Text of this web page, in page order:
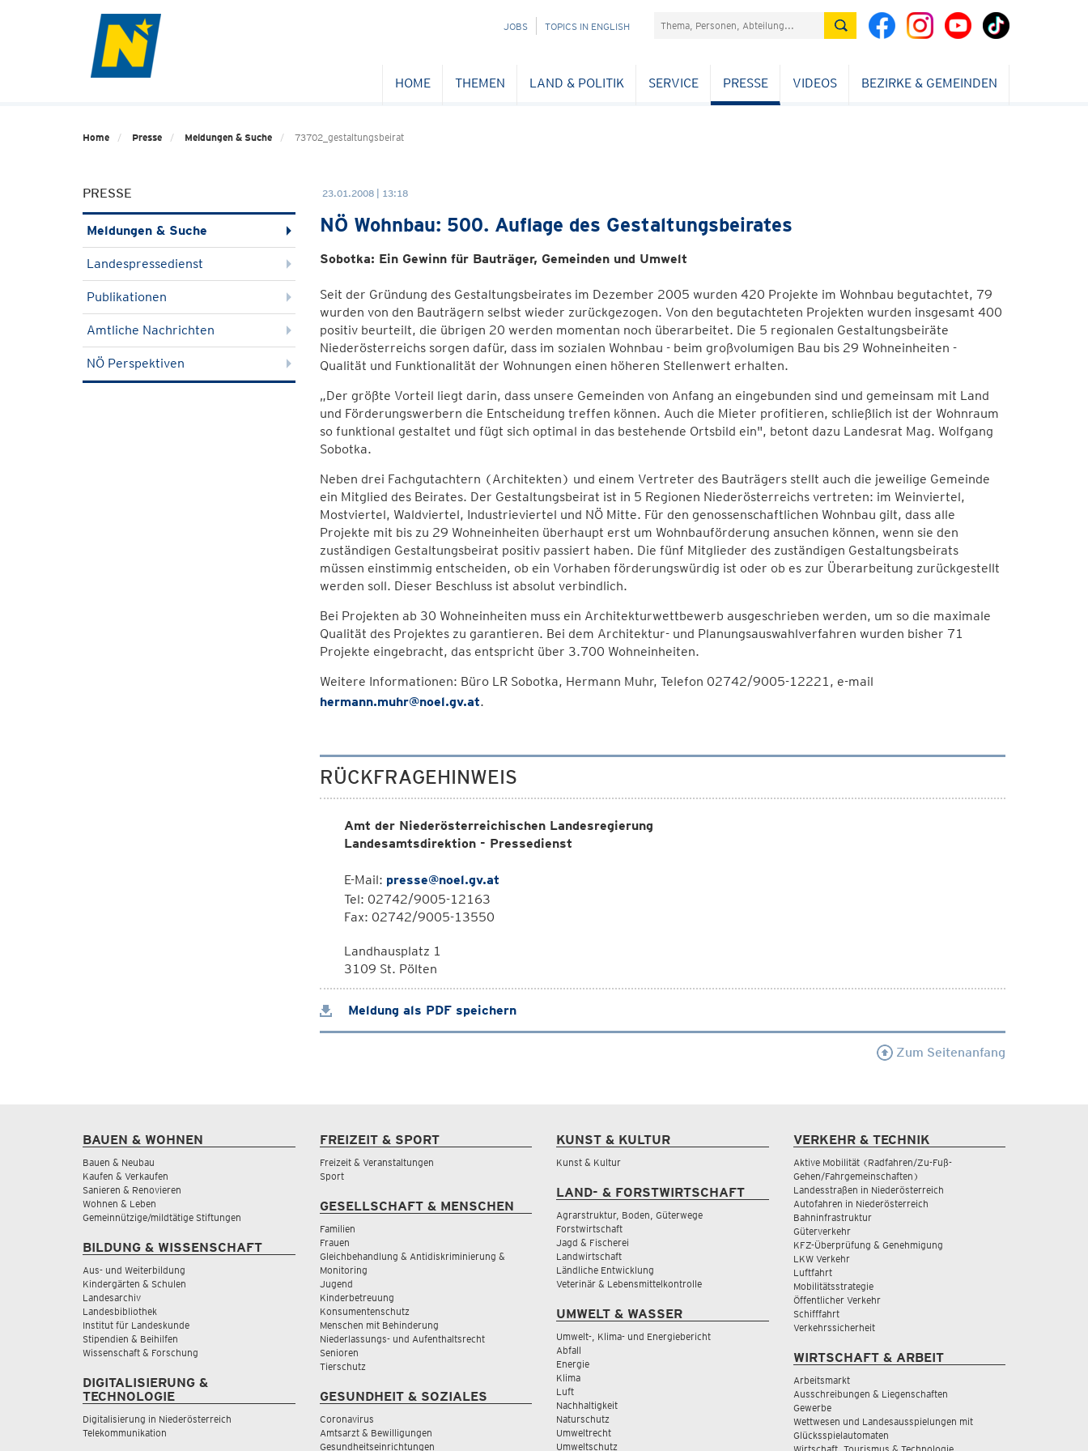
NAVIGATION
JOBS TOPICS IN ENGLISH Suchefeld
HOME THEMEN LAND & POLITIK SERVICE PRESSE VIDEOS BEZIRKE & GEMEINDEN
Home Presse Meldungen & Suche 73702_gestaltungsbeirat
PRESSE
Meldungen & Suche
Landespressedienst
Publikationen
Amtliche Nachrichten
NÖ Perspektiven
23.01.2008 | 13:18
NÖ Wohnbau: 500. Auflage des Gestaltungsbeirates
Sobotka: Ein Gewinn für Bauträger, Gemeinden und Umwelt
Seit der Gründung des Gestaltungsbeirates im Dezember 2005 wurden 420 Projekte im Wohnbau begutachtet, 79
wurden von den Bauträgern selbst wieder zurückgezogen. Von den begutachteten Projekten wurden insgesamt 400
positiv beurteilt, die übrigen 20 werden momentan noch überarbeitet. Die 5 regionalen Gestaltungsbeiräte
Niederösterreichs sorgen dafür, dass im sozialen Wohnbau - beim großvolumigen Bau bis 29 Wohneinheiten -
Qualität und Funktionalität der Wohnungen einen höheren Stellenwert erhalten.
„Der größte Vorteil liegt darin, dass unsere Gemeinden von Anfang an eingebunden sind und gemeinsam mit Land
und Förderungswerbern die Entscheidung treffen können. Auch die Mieter profitieren, schließlich ist der Wohnraum
so funktional gestaltet und fügt sich optimal in das bestehende Ortsbild ein", betont dazu Landesrat Mag. Wolfgang
Sobotka.
Neben drei Fachgutachtern (Architekten) und einem Vertreter des Bauträgers stellt auch die jeweilige Gemeinde
ein Mitglied des Beirates. Der Gestaltungsbeirat ist in 5 Regionen Niederösterreichs vertreten: im Weinviertel,
Mostviertel, Waldviertel, Industrieviertel und NÖ Mitte. Für den genossenschaftlichen Wohnbau gilt, dass alle
Projekte mit bis zu 29 Wohneinheiten überhaupt erst um Wohnbauförderung ansuchen können, wenn sie den
zuständigen Gestaltungsbeirat positiv passiert haben. Die fünf Mitglieder des zuständigen Gestaltungsbeirats
müssen einstimmig entscheiden, ob ein Vorhaben förderungswürdig ist oder ob es zur Überarbeitung zurückgestellt
werden soll. Dieser Beschluss ist absolut verbindlich.
Bei Projekten ab 30 Wohneinheiten muss ein Architekturwettbewerb ausgeschrieben werden, um so die maximale
Qualität des Projektes zu garantieren. Bei dem Architektur- und Planungsauswahlverfahren wurden bisher 71
Projekte eingebracht, das entspricht über 3.700 Wohneinheiten.
Weitere Informationen: Büro LR Sobotka, Hermann Muhr, Telefon 02742/9005-12221, e-mail
hermann.muhr@noel.gv.at.
RÜCKFRAGEHINWEIS
Amt der Niederösterreichischen Landesregierung
Landesamtsdirektion - Pressedienst
E-Mail: presse@noel.gv.at
Tel: 02742/9005-12163
Fax: 02742/9005-13550
Landhausplatz 1
3109 St. Pölten
Meldung als PDF speichern
Zum Seitenanfang
BAUEN & WOHNEN
Bauen & Neubau
Kaufen & Verkaufen
Sanieren & Renovieren
Wohnen & Leben
Gemeinnützige/mildtätige Stiftungen
BILDUNG & WISSENSCHAFT
Aus- und Weiterbildung
Kindergärten & Schulen
Landesarchiv
Landesbibliothek
Institut für Landeskunde
Stipendien & Beihilfen
Wissenschaft & Forschung
DIGITALISIERUNG &
TECHNOLOGIE
Digitalisierung in Niederösterreich
Telekommunikation
FREIZEIT & SPORT
Freizeit & Veranstaltungen
Sport
GESELLSCHAFT & MENSCHEN
Familien
Frauen
Gleichbehandlung & Antidiskriminierung &
Monitoring
Jugend
Kinderbetreuung
Konsumentenschutz
Menschen mit Behinderung
Niederlassungs- und Aufenthaltsrecht
Senioren
Tierschutz
GESUNDHEIT & SOZIALES
Coronavirus
Amtsarzt & Bewilligungen
Gesundheitseinrichtungen
KUNST & KULTUR
Kunst & Kultur
LAND- & FORSTWIRTSCHAFT
Agrarstruktur, Boden, Güterwege
Forstwirtschaft
Jagd & Fischerei
Landwirtschaft
Ländliche Entwicklung
Veterinär & Lebensmittelkontrolle
UMWELT & WASSER
Umwelt-, Klima- und Energiebericht
Abfall
Energie
Klima
Luft
Nachhaltigkeit
Naturschutz
Umweltrecht
Umweltschutz
VERKEHR & TECHNIK
Aktive Mobilität (Radfahren/Zu-Fuß-
Gehen/Fahrgemeinschaften)
Landesstraßen in Niederösterreich
Autofahren in Niederösterreich
Bahninfrastruktur
Güterverkehr
KFZ-Überprüfung & Genehmigung
LKW Verkehr
Luftfahrt
Mobilitätsstrategie
Öffentlicher Verkehr
Schifffahrt
Verkehrssicherheit
WIRTSCHAFT & ARBEIT
Arbeitsmarkt
Ausschreibungen & Liegenschaften
Gewerbe
Wettwesen und Landesausspielungen mit
Glücksspielautomaten